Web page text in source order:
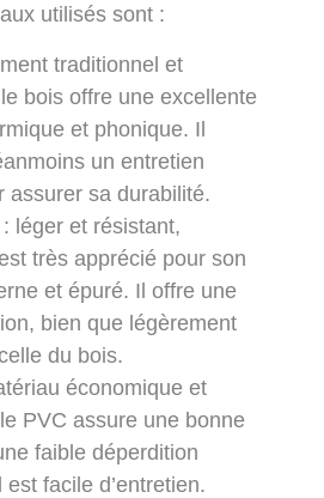
utilisés sont :
traditionnel et
bois offre une excellente
et phonique. Il
un entretien
assurer sa durabilité.
: léger et résistant,
très apprécié pour son
et épuré. Il offre une
bien que légèrement
du bois.
économique et
PVC assure une bonne
faible déperdition
facile d’entretien.